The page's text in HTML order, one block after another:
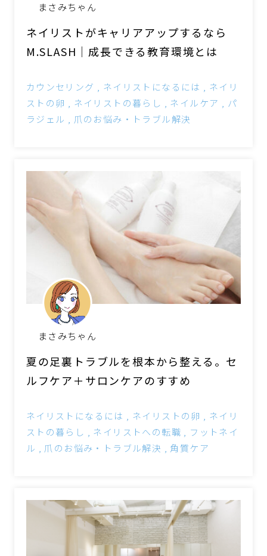
まさみちゃん
ネイリストがキャリアアップするなら
M.SLASH｜成長できる教育環境とは
カウンセリング ネイリストになるには
ネイリ
ストの卵
ネイリストの暮らし ネイルケア
パ
ラジェル
爪のお悩み・トラブル解決
まさみちゃん
夏の足裏トラブルを根本から整える。セ
ルフケア＋サロンケアのすすめ
ネイリストになるには ネイリストの卵
ネイリ
ストの暮らし
ネイリストへの転職
フットネイ
ル
爪のお悩み・トラブル解決 角質ケア